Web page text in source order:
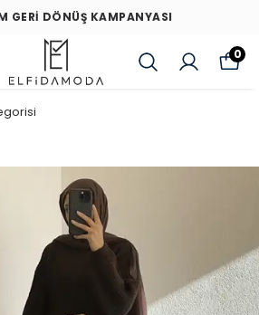
GERİ DÖNÜŞ KAMPANYASI
0